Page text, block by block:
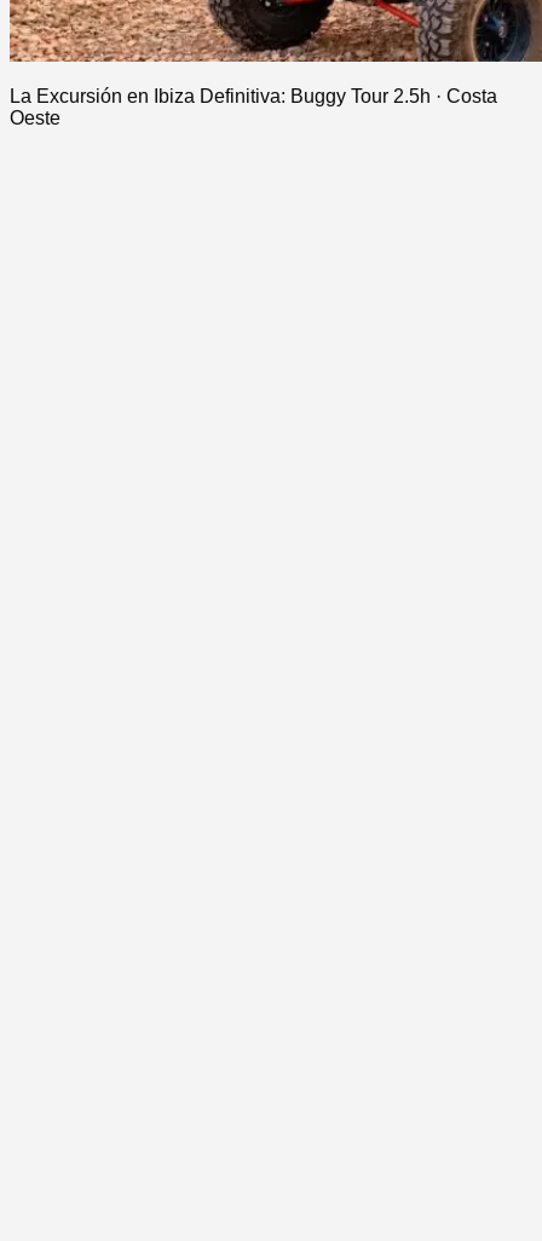
La Excursión en Ibiza Definitiva: Buggy Tour 2.5h · Costa
Oeste